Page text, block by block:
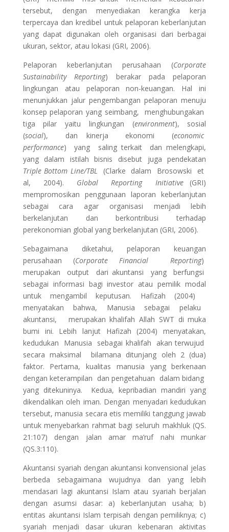
tersebut, dengan menyediakan kerangka kerja
terpercaya dan kredibel untuk pelaporan keberlanjutan
yang dapat digunakan oleh organisasi dari berbagai
ukuran, sektor, atau lokasi (GRI, 2006).
Pelaporan keberlanjutan perusahaan (Corporate
Sustainability Reporting) berakar pada pelaporan
lingkungan atau pelaporan non-keuangan. Hal ini
menunjukkan jalur pengembangan pelaporan menuju
konsep pelaporan yang seimbang, menghubungakan
tiga pilar yaitu lingkungan (environment), sosial
(social), dan kinerja ekonomi (economic
performance) yang saling terkait dan melengkapi,
yang dalam istilah bisnis disebut juga pendekatan
Triple Bottom Line/TBL
(Clarke dalam Brosowski et
al, 2004). Global Reporting Initiative(GRI)
mempromosikan penggunaan laporan keberlanjutan
sebagai cara agar organisasi menjadi lebih
berkelanjutan dan berkontribusi terhadap
perekonomian global yang berkelanjutan (GRI, 2006).
Sebagaimana diketahui, pelaporan keuangan
perusahaan (Corporate Financial Reporting)
merupakan output dari akuntansi yang berfungsi
sebagai informasi bagi investor atau pemilik modal
untuk mengambil keputusan. Hafizah (2004)
menyatakan bahwa, Manusia sebagai pelaku
akuntansi, merupakan khalifah Allah SWT di muka
bumi ini. Lebih lanjut Hafizah (2004) menyatakan,
kedudukan Manusia sebagai khalifah akan terwujud
secara maksimal bilamana ditunjang oleh 2 (dua)
faktor. Pertama, kualitas manusia yang berkenaan
dengan keterampilan dan pengetahuan dalam bidang
yang ditekuninya. Kedua, kepribadian mandiri yang
dikendalikan oleh iman. Dengan menyadari kedudukan
tersebut, manusia secara etis memiliki tanggung jawab
untuk menyebarkan rahmat bagi seluruh makhluk (QS.
21:107) dengan jalan amar ma’ruf nahi munkar
(QS.3:110).
Akuntansi syariah dengan akuntansi konvensional jelas
berbeda sebagaimana wujudnya dan yang lebih
mendasari lagi akuntansi Islam atau syariah berjalan
dengan asumsi dasar: a) keberlanjutan usaha; b)
entitas akuntansi Islam terpisah dengan pemiliknya; c)
syariah menjadi dasar ukuran kebenaran aktivitas